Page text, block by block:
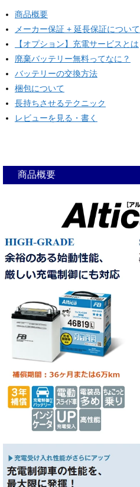
商品概要
メーカー保証 + 延長保証について
【オプション】充電サービスとは
廃棄バッテリー無料ってなに？
バッテリーの交換方法
梱包について
長持ちさせるテクニック
レビューを見る・書く
商品概要